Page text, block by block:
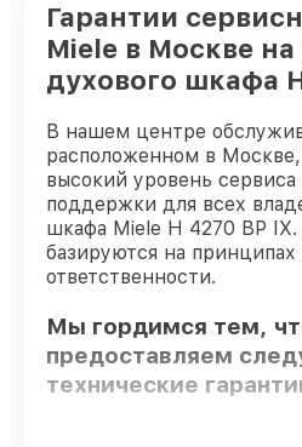
Гарантии
Miele в Москве
духового шкафа
В нашем центре
расположенном в
высокий уровень
поддержки для всех
шкафа Miele H 4270 BP
базируются на
ответственности.
Мы гордимся тем,
предоставляем
технические